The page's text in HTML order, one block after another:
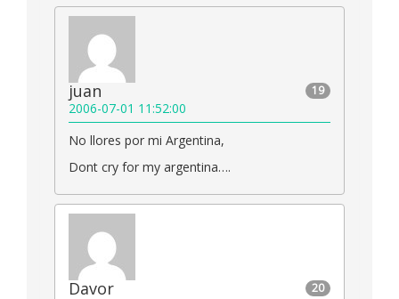
19
juan
2006-07-01 11:52:00
No llores por mi Argentina,
Dont cry for my argentina….
20
Davor